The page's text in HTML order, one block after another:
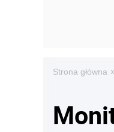
Strona główna